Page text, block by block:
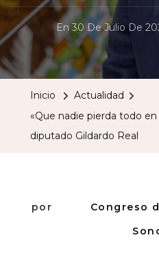
En30 De Julio De
Inicio
Actualidad
«Que nadie pierda todo en
diputado Gildardo Real
por
Congreso